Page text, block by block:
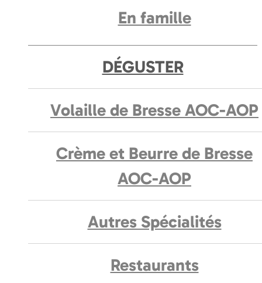
En famille
DÉGUSTER
Volaille de Bresse AOC-AOP
Crème et Beurre de Bresse
AOC-AOP
Autres Spécialités
Restaurants